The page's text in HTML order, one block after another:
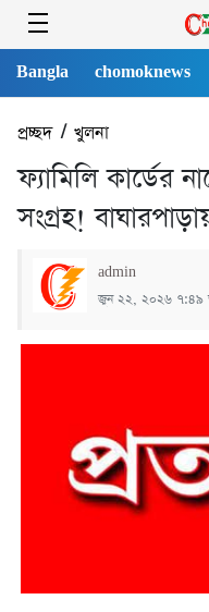
Bangla chomoknews
প্রচ্ছদ/ খুলনা
ফ্যামিলি কার্ডের
সংগ্রহ!
admin
জুন ২২, ২০২৬ ৭:৪৯